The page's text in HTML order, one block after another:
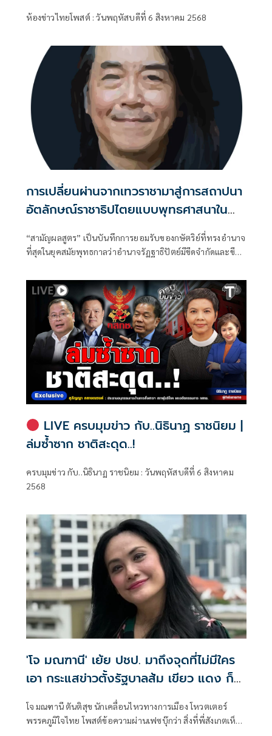
ห้องข่าวไทยโพสต์ : วันพฤหัสบดีที่ 6 สิงหาคม 2568
การเปลี่ยนผ่านจากเทวราชามาสู่การสถาปนา
อัตลักษณ์ราชาธิปไตยแบบพุทธศาสนาใน
พระไตรปิฏก : สามัญผลสูตรในฐานะทฤษฎี
ขีดจำกัดของอำนาจรัฐเหนือแรงงานและ
ทรัพย์สิน
“สามัญผลสูตร” เป็นบันทึกการยอมรับของกษัตริย์ที่ทรงอำนาจ
ที่สุดในยุคสมัยพุทธกาลว่าอำนาจรัฏฐาธิปัตย์มีขีดจำกัดและขีด
LIVE ครบมุมข่าว กับ..นิธินาฏ ราชนิยม |
ล่มซ้ำซาก ชาติสะดุด..!
ครบมุมข่าว กับ..นิธินาฏ ราชนิยม : วันพฤหัสบดีที่ 6 สิงหาคม
2568
'โจ มณฑานี' เย้ย ปชป. มาถึงจุดที่ไม่มีใคร
เอา กระแสข่าวตั้งรัฐบาลส้ม เขียว แดง ก็
โจ มณฑานี ตันติสุข นักเคลื่อนไหวทางการเมือง โหวตเตอร์
พรรคภูมิใจไทย โพสต์ข้อความผ่านเฟซบุ๊กว่า สิ่งที่พี่สังเกตเห็น